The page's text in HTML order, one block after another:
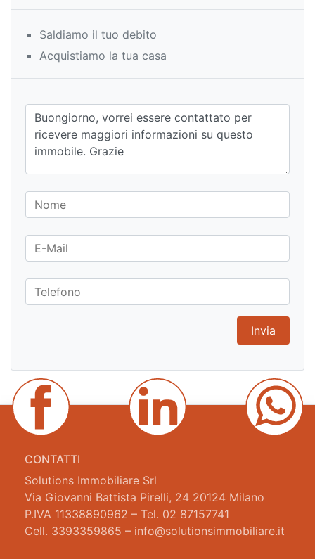
Saldiamo il tuo debito
Acquistiamo la tua casa
CONTATTI
Solutions Immobiliare Srl
Via Giovanni Battista Pirelli, 24 20124 Milano
P.IVA 11338890962 – Tel. 02 87157741
Cell. 3393359865 – info@solutionsimmobiliare.it